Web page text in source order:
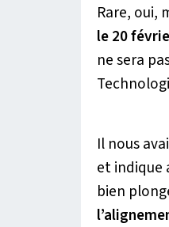
Rare, oui,
le 20
ne sera
Il nous
et indique
bien